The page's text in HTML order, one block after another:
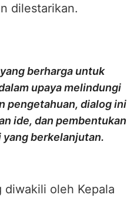
dilestarikan.
berharga untuk
upaya melindungi
pengetahuan, dialog ini
ide, dan pembentukan
berkelanjutan.
diwakili oleh Kepala